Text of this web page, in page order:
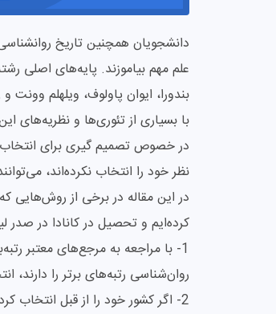
دانشجویان همچنین تاریخ
علم مهم بیاموزند. پایه‌های اصلی
بندورا، ایوان پاولوف، ویلهلم
با بسیاری از تئوری‌ها و نظریه‌های
در خصوص تصمیم گیری برای انتخاب
نظر خود را انتخاب نکرده‌اند،
در این مقاله در برخی از روش‌هایی
کرده‌ایم و تحصیل در کانادا در صدر
1- با مراجعه به مرجع‌های معتبر
روان‌شناسی رتبه‌های برتر را دارند،
2- اگر کشور خود را از قبل انتخاب